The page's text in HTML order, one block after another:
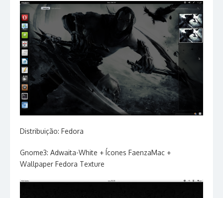
Distribuição: Fedora
Gnome3: Adwaita-White + Ícones FaenzaMac +
Wallpaper Fedora Texture